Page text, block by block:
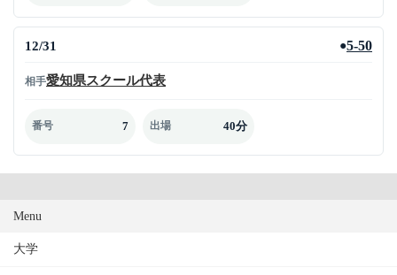
12/31 ●5-50
相手愛知県スクール代表
番号 7 出場 40分
Menu
大学